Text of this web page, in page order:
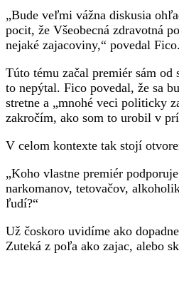
„Bude veľmi vážna diskusia
pocit, že Všeobecná zdravotná
nejaké zajacoviny,“ povedal Fico.
Túto tému začal premiér sám od
to nepýtal. Fico povedal, že sa
stretne a „mnohé veci politicky
zakročím, ako som to urobil v
V celom kontexte tak stojí
„Koho vlastne premiér
narkomanov, tetovačov,
ľudí?“
Už čoskoro uvidíme ako
Zuteká z poľa ako zajac, alebo